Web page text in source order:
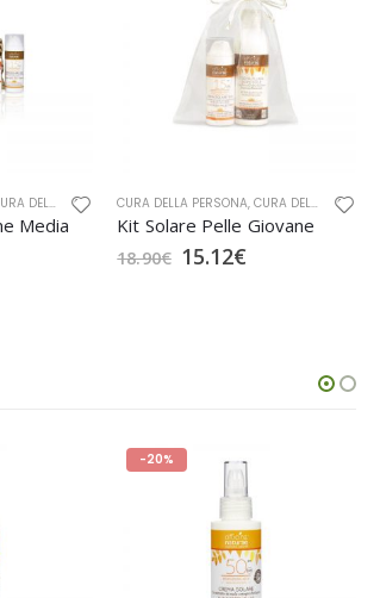
,SOLARI
DELLA PERSONA BIO , GIFT BOX,OFFICINA NATURAE SOLARI
Media
CURA DELLA PERSONA,CURA DELLA PERSONA BIO
Kit Solare Pelle Giovane
18.90€ 15.12€
-20%